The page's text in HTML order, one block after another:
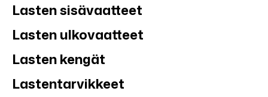
Lasten sisävaatteet
Lasten ulkovaatteet
Lasten kengät
Lastentarvikkeet